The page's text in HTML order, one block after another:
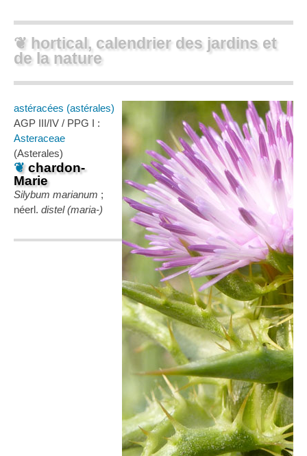
❦ hortical, calendrier des jardins et
de la nature
astéracées (astérales)
AGP III/IV / PPG I :
Asteraceae
(Asterales)
❦chardon-
Marie
Silybum marianum ;
néerl. distel (maria-)